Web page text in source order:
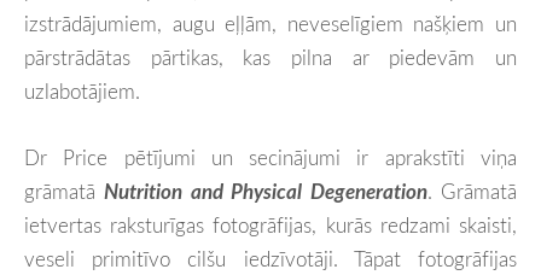
izstrādājumiem, augu eļļām, neveselīgiem našķiem un
pārstrādātas pārtikas, kas pilna ar piedevām un
uzlabotājiem.
Dr Price pētījumi un secinājumi ir aprakstīti viņa
grāmatāNutrition and Physical Degeneration. Grāmatā
ietvertas raksturīgas fotogrāfijas, kurās redzami skaisti,
veseli primitīvo cilšu iedzīvotāji. Tāpat fotogrāfijas